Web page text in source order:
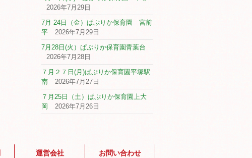
2026年7月29日
7月 24日（金）ぱぷりか保育園 宮前
平
2026年7月29日
7月28日(火）ぱぷりか保育園青葉台
2026年7月28日
７月２７日(月)ぱぷりか保育園平塚駅
南
2026年7月27日
７月25日（土）ぱぷりか保育園上大
岡
2026年7月26日
運営会社 お問い合わせ